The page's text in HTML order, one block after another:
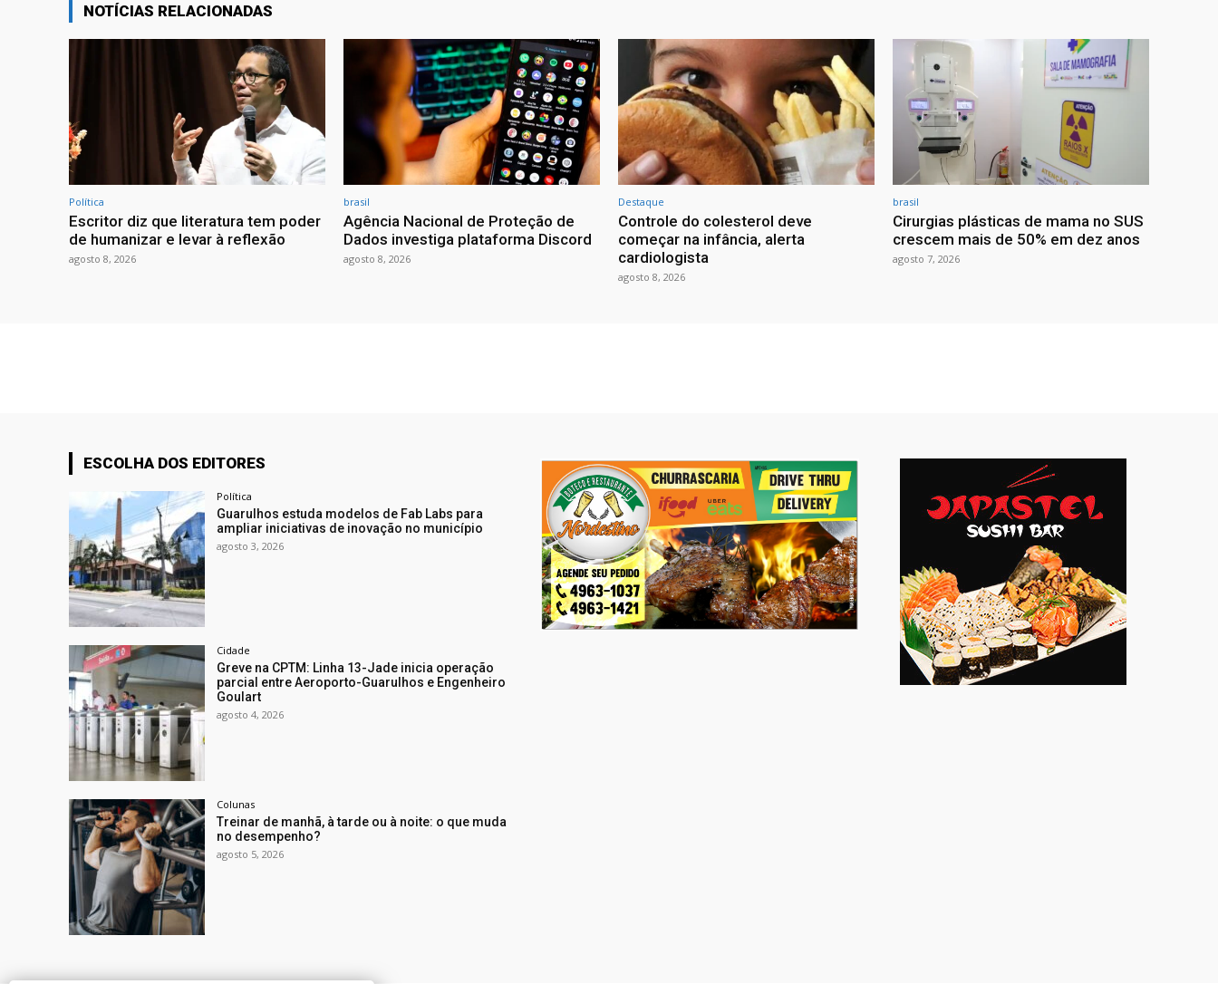
NOTÍCIAS RELACIONADAS
Política
Escritor diz que literatura tem poder
de humanizar e levar à reflexão
agosto 8, 2026
brasil
Agência Nacional de Proteção de
Dados investiga plataforma Discord
agosto 8, 2026
Destaque
Controle do colesterol deve
começar na infância, alerta
cardiologista
agosto 8, 2026
brasil
Cirurgias plásticas de mama no SUS
crescem mais de 50% em dez anos
agosto 7, 2026
ESCOLHA DOS EDITORES
Política
Guarulhos estuda modelos de Fab Labs para
ampliar iniciativas de inovação no município
agosto 3, 2026
Cidade
Greve na CPTM: Linha 13-Jade inicia operação
parcial entre Aeroporto-Guarulhos e Engenheiro
Goulart
agosto 4, 2026
Colunas
Treinar de manhã, à tarde ou à noite: o que muda
no desempenho?
agosto 5, 2026